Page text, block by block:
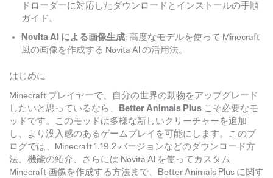
ドローダーに対応したダウンロードとインストールの手順
ガイド。
Novita AI による画像生成: 高度なモデルを使って Minecraft
風の画像を作成する Novita AI の活用法。
はじめに
Minecraft プレイヤーで、自分の世界の動物をアップグレード
したいと思っているなら、
Better Animals Plusこそ必要なモ
ッドです。このモッドは多様な新しいクリーチャーを追加
し、より没入感のあるゲームプレイを可能にします。このブ
ログでは、Minecraft 1.19.2 バージョンなどのダウンロード方
法、機能の紹介、さらには Novita AI を使ってカスタム
Minecraft 画像を作成する方法まで、Better Animals Plus に関す